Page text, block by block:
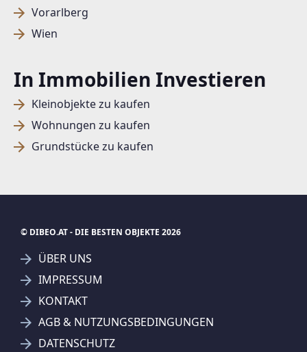
Vorarlberg
Wien
In Immobilien Investieren
Kleinobjekte zu kaufen
Wohnungen zu kaufen
Grundstücke zu kaufen
SUCHAGENT ANLEGEN FÜR DIE
AKTUELLEN SUCHKRITERIEN
© DIBEO.AT - DIE BESTEN OBJEKTE 2026
ÜBER UNS
IMPRESSUM
KONTAKT
AGB & NUTZUNGSBEDINGUNGEN
DATENSCHUTZ